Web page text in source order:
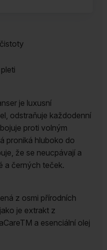
je luxusní
odstraňuje každodenní
proti volným
proniká hluboko do
že se neucpávají a
a černých teček.
z osmi přírodních
je extrakt z
a esenciální olej